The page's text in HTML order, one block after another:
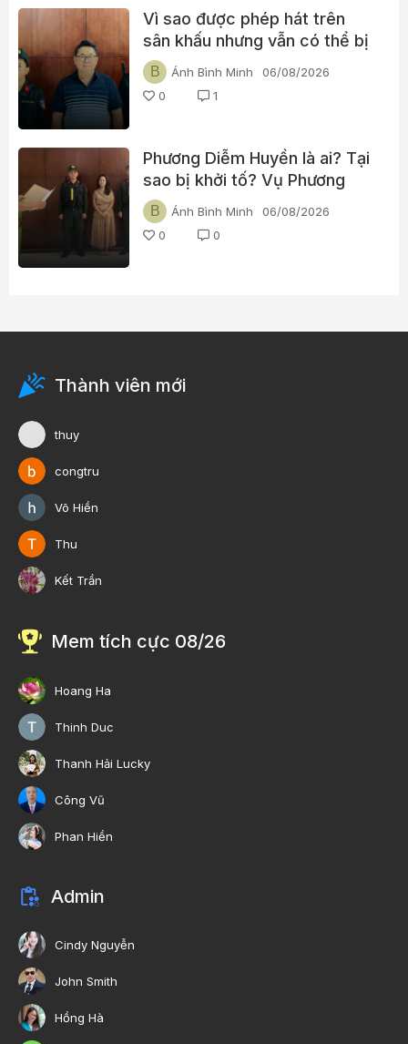
Vì sao được phép hát trên
sân khấu nhưng vẫn có thể bị
khởi tố khi đăng YouTube?
B Ánh Bình Minh
06/08/2026
0
1
Phương Diễm Huyền là ai? Tại
sao bị khởi tố? Vụ Phương
Diễm Huyền gửi thông điệp gì
tới hàng nghìn YouTuber Việt
Nam?
B Ánh Bình Minh
06/08/2026
0
0
Thành viên mới
thuy
congtru
Võ Hiền
Thu
Kết Trần
Mem tích cực 08/26
Hoang Ha
Thinh Duc
Thanh Hải Lucky
Công Vũ
Phan Hiền
Admin
Cindy Nguyễn
John Smith
Hồng Hà